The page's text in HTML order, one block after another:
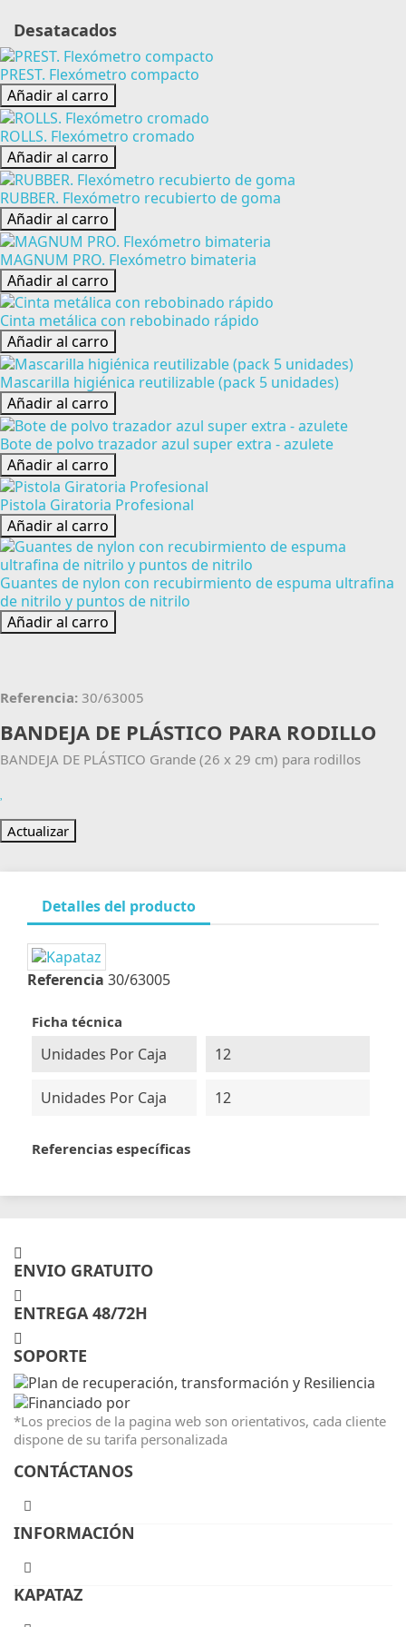
Desatacados
PREST. Flexómetro compacto
Añadir al carro
ROLLS. Flexómetro cromado
Añadir al carro
RUBBER. Flexómetro recubierto de goma
Añadir al carro
MAGNUM PRO. Flexómetro bimateria
Añadir al carro
Cinta metálica con rebobinado rápido
Añadir al carro
Mascarilla higiénica reutilizable (pack 5 unidades)
Añadir al carro
Bote de polvo trazador azul super extra - azulete
Añadir al carro
Pistola Giratoria Profesional
Añadir al carro
Guantes de nylon con recubirmiento de espuma ultrafina
de nitrilo y puntos de nitrilo
Añadir al carro
Referencia: 30/63005
BANDEJA DE PLÁSTICO PARA RODILLO
BANDEJA DE PLÁSTICO Grande (26 x 29 cm) para rodillos
Detalles del producto
Referencia 30/63005
Ficha técnica
Unidades Por Caja 12
Unidades Por Caja 12
Referencias específicas
ENVIO GRATUITO
ENTREGA 48/72H
SOPORTE
*Los precios de la pagina web son orientativos, cada cliente
dispone de su tarifa personalizada
CONTÁCTANOS
INFORMACIÓN
KAPATAZ